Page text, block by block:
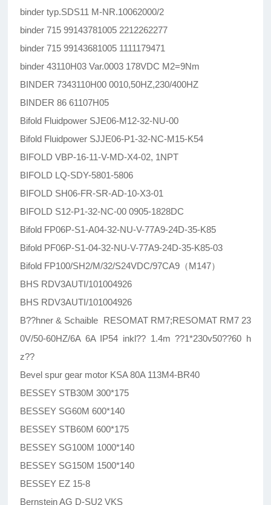
binder typ.SDS11 M-NR.10062000/2
binder 715 99143781005 2212262277
binder 715 99143681005 1111179471
binder 43110H03 Var.0003 178VDC M2=9Nm
BINDER 7343110H00 0010,50HZ,230/400HZ
BINDER 86 61107H05
Bifold Fluidpower SJE06-M12-32-NU-00
Bifold Fluidpower SJJE06-P1-32-NC-M15-K54
BIFOLD VBP-16-11-V-MD-X4-02, 1NPT
BIFOLD LQ-SDY-5801-5806
BIFOLD SH06-FR-SR-AD-10-X3-01
BIFOLD S12-P1-32-NC-00 0905-1828DC
Bifold FP06P-S1-A04-32-NU-V-77A9-24D-35-K85
Bifold PF06P-S1-04-32-NU-V-77A9-24D-35-K85-03
Bifold FP100/SH2/M/32/S24VDC/97CA9（M147）
BHS RDV3AUTI/101004926
BHS RDV3AUTI/101004926
B??hner & Schaible RESOMAT RM7;RESOMAT RM7 23
0V/50-60HZ/6A 6A IP54 inkl?? 1.4m ??1*230v50??60 h
z??
Bevel spur gear motor KSA 80A 113M4-BR40
BESSEY STB30M 300*175
BESSEY SG60M 600*140
BESSEY STB60M 600*175
BESSEY SG100M 1000*140
BESSEY SG150M 1500*140
BESSEY EZ 15-8
Bernstein AG D-SU2 VKS